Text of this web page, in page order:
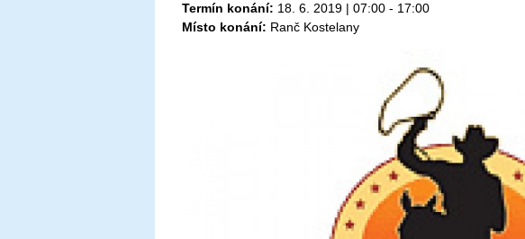
Termín konání: 18. 6. 2019 | 07:00 - 17:00
Místo konání: Ranč Kostelany